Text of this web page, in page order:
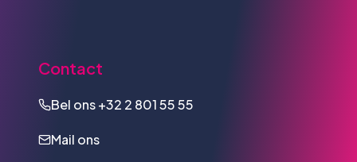
Contact
Bel ons+32 2 801 55 55
Mail ons